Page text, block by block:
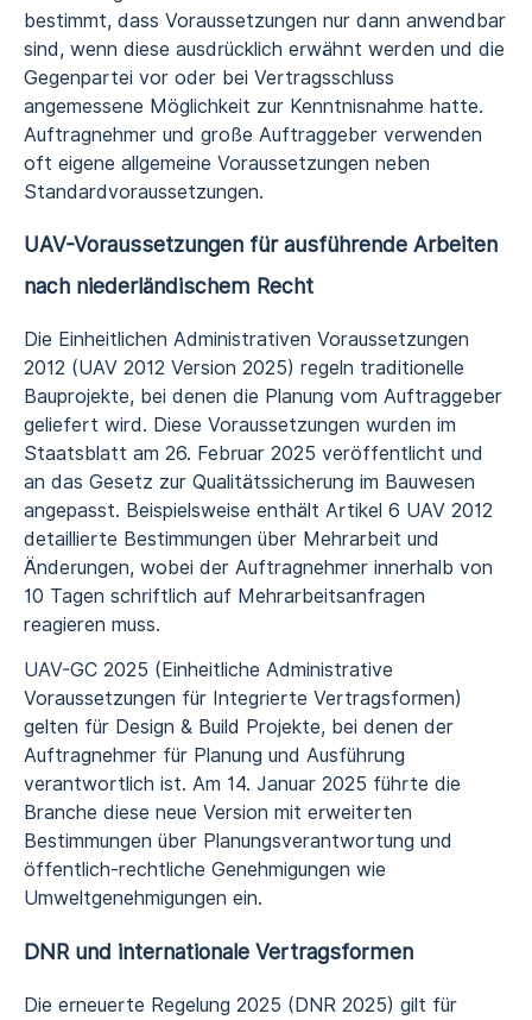
bestimmt, dass Voraussetzungen nur dann anwendbar
sind, wenn diese ausdrücklich erwähnt werden und die
Gegenpartei vor oder bei Vertragsschluss
angemessene Möglichkeit zur Kenntnisnahme hatte.
Auftragnehmer und große Auftraggeber verwenden
oft eigene allgemeine Voraussetzungen neben
Standardvoraussetzungen.
UAV-Voraussetzungen für ausführende Arbeiten
nach niederländischem Recht
Die Einheitlichen Administrativen Voraussetzungen
2012 (UAV 2012 Version 2025) regeln traditionelle
Bauprojekte, bei denen die Planung vom Auftraggeber
geliefert wird. Diese Voraussetzungen wurden im
Staatsblatt am 26. Februar 2025 veröffentlicht und
an das Gesetz zur Qualitätssicherung im Bauwesen
angepasst. Beispielsweise enthält Artikel 6 UAV 2012
detaillierte Bestimmungen über Mehrarbeit und
Änderungen, wobei der Auftragnehmer innerhalb von
10 Tagen schriftlich auf Mehrarbeitsanfragen
reagieren muss.
UAV-GC 2025 (Einheitliche Administrative
Voraussetzungen für Integrierte Vertragsformen)
gelten für Design & Build Projekte, bei denen der
Auftragnehmer für Planung und Ausführung
verantwortlich ist. Am 14. Januar 2025 führte die
Branche diese neue Version mit erweiterten
Bestimmungen über Planungsverantwortung und
öffentlich-rechtliche Genehmigungen wie
Umweltgenehmigungen ein.
DNR und internationale Vertragsformen
Die erneuerte Regelung 2025 (DNR 2025) gilt für